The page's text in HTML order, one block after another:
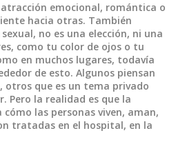
emocional, romántica o
hacia otras. También
, no es una elección, ni una
como tu color de ojos o tu
en muchos lugares, todavía
de esto. Algunos piensan
otros que es un tema privado
Pero la realidad es que la
las personas viven, aman,
tratadas en el hospital, en la